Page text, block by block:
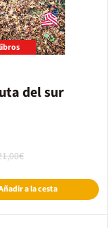
del sur
a la cesta